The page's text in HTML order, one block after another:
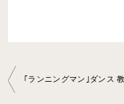
投
稿